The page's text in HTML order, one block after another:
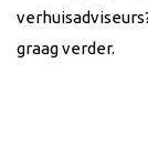
graag verder.